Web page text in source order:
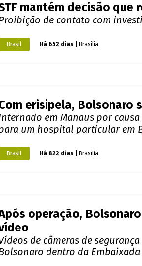
mantém decisão
de contato com
Brasil Há 652 dias | Brasília
erisipela, Bolsonaro
em Manaus por
um hospital particular em
Brasil Há 822 dias | Brasília
operação,
de câmeras de
dentro da